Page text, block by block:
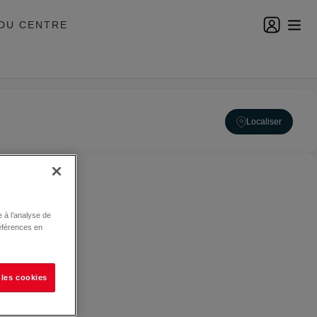
CENTRE
Localiser
l’analyse de
en
cookies